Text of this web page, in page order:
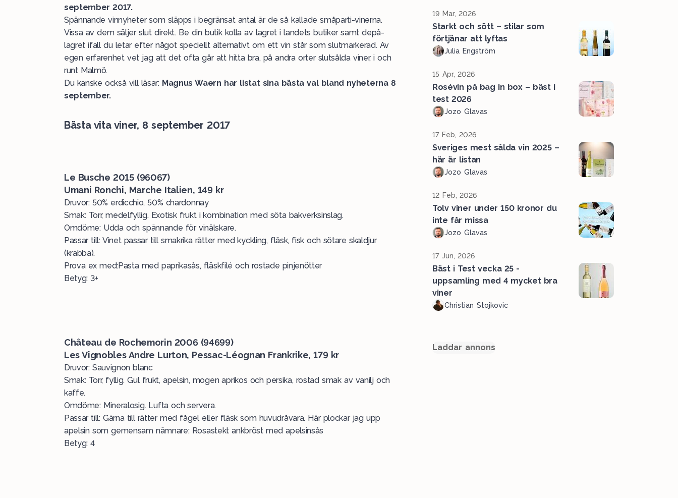
september 2017.
Spännande vinnyheter som släpps i begränsat antal är de så kallade småparti-vinerna.
Vissa av dem säljer slut direkt. Be din butik kolla av lagret i landets butiker samt depå-
lagret ifall du letar efter något speciellt alternativt om ett vin står som slutmarkerad. Av
egen erfarenhet vet jag att det ofta går att hitta bra, på andra orter slutsålda viner, i och
runt Malmö.
Du kanske också vill läsar:Magnus Waern har listat sina bästa val bland nyheterna 8
september.
Bästa vita viner, 8 september 2017
Le Busche 2015 (96067)
Umani Ronchi, Marche Italien, 149 kr
Druvor: 50% erdicchio, 50% chardonnay
Smak: Torr, medelfyllig. Exotisk frukt i kombination med söta bakverksinslag.
Omdöme: Udda och spännande för vinälskare.
Passar till: Vinet passar till smakrika rätter med kyckling, fläsk, fisk och sötare skaldjur
(krabba).
Prova ex med:Pasta med paprikasås, fläskfilé och rostade pinjenötter
Betyg: 3+
Château de Rochemorin 2006 (94699)
Les Vignobles Andre Lurton, Pessac-Léognan Frankrike, 179 kr
Druvor: Sauvignon blanc
Smak: Torr, fyllig. Gul frukt, apelsin, mogen aprikos och persika, rostad smak av vanilj och
kaffe.
Omdöme: Mineralosig. Lufta och servera.
Passar till: Gärna till rätter med fågel eller fläsk som huvudråvara. Här plockar jag upp
apelsin som gemensam nämnare: Rosastekt ankbröst med apelsinsås
Betyg: 4
19 Mar, 2026
Starkt och sött – stilar som
förtjänar att lyftas
Julia Engström
15 Apr, 2026
Rosévin på bag in box – bäst i
test 2026
Jozo Glavas
17 Feb, 2026
Sveriges mest sålda vin 2025 –
här är listan
Jozo Glavas
12 Feb, 2026
Tolv viner under 150 kronor du
inte får missa
Jozo Glavas
17 Jun, 2026
Bäst i Test vecka 25 -
uppsamling med 4 mycket bra
viner
Christian Stojkovic
Laddar annons